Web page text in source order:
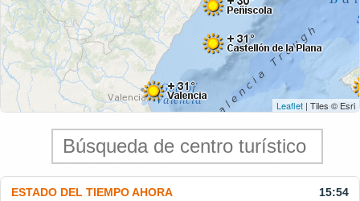
Leaflet | Tiles © Esri
ESTADO DEL TIEMPO AHORA 15:54